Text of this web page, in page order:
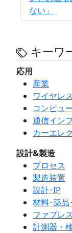
ない」
キーワ
応用
産業
ワイヤレ
コンピュ
通信イン
カーエレ
設計&製造
プロセス
製造装置
設計･IP
材料･薬品
ファブレ
計測器・